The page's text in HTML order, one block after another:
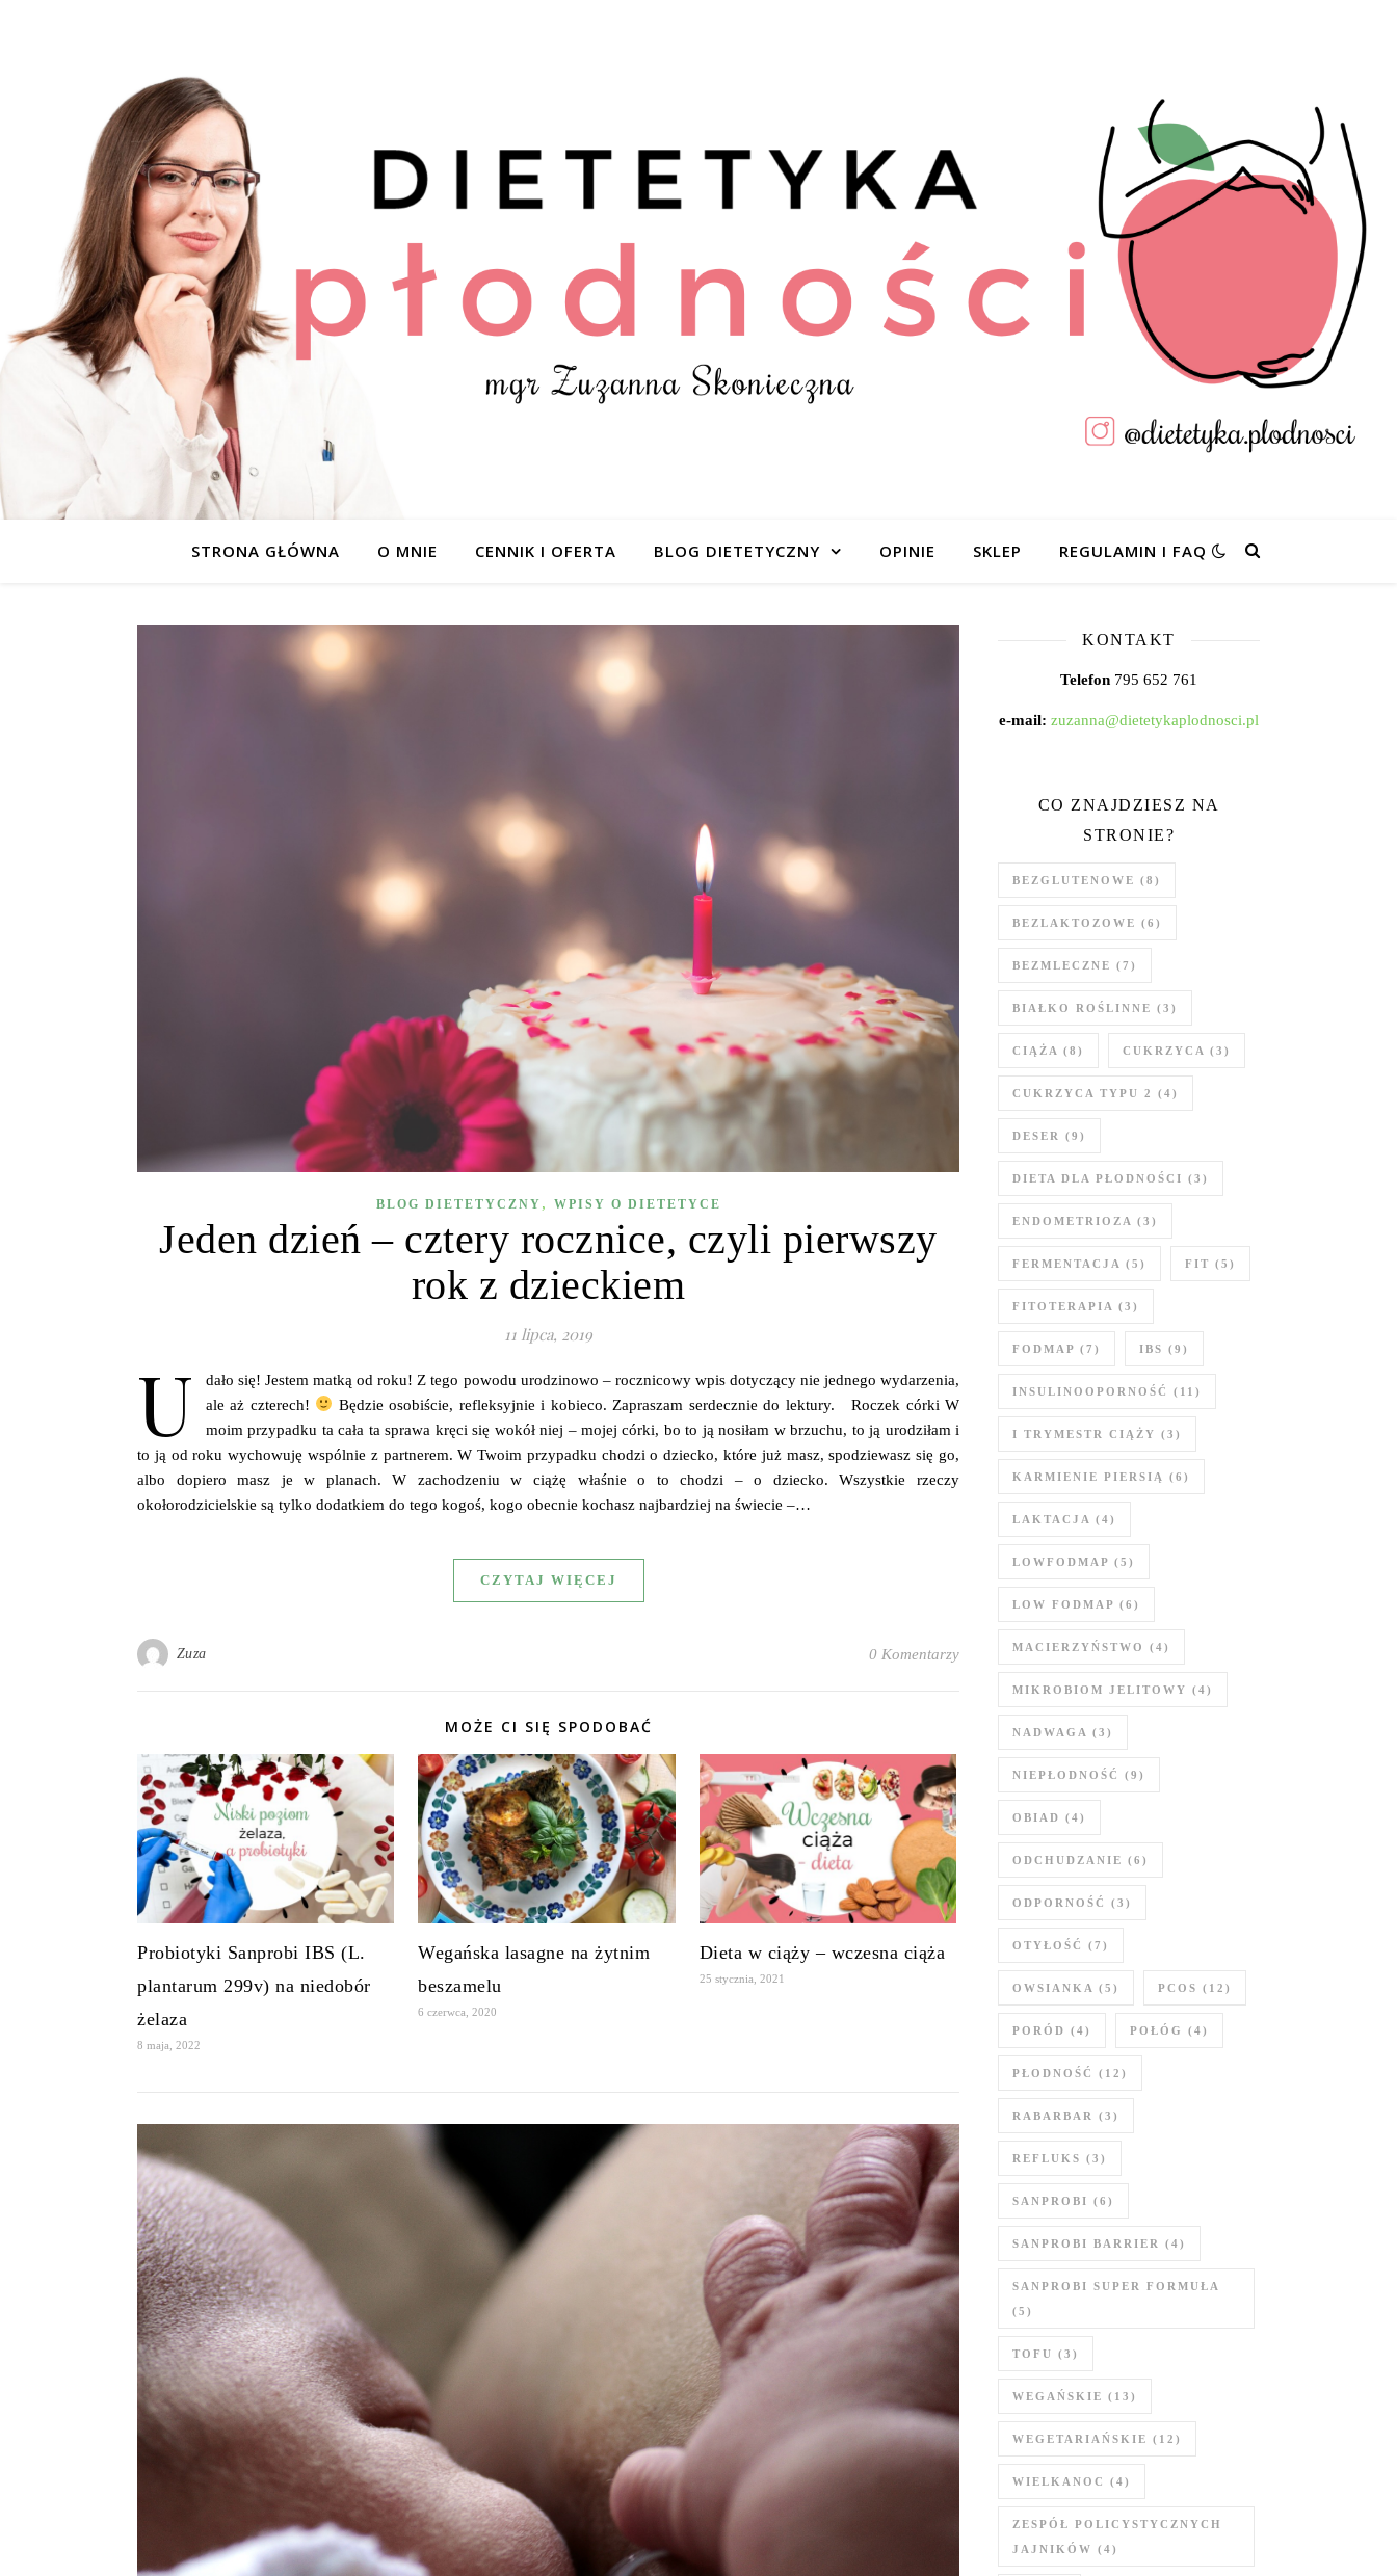
STRONA GŁÓWNA O MNIE CENNIK I OFERTA BLOG DIETETYCZNY OPINIE SKLEP REGULAMIN I FAQ
BLOG DIETETYCZNY , WPISY O DIETETYCE
Jeden dzień – cztery rocznice, czyli pierwszy
rok z dzieckiem
11 lipca, 2019
U
dało się! Jestem matką od roku! Z tego powodu urodzinowo – rocznicowy wpis dotyczący nie jednego wydarzenia,
ale aż czterech!
Będzie osobiście, refleksyjnie i kobieco. Zapraszam serdecznie do lektury. Roczek córki W
moim przypadku ta cała ta sprawa kręci się wokół niej – mojej córki, bo to ją nosiłam w brzuchu, to ją urodziłam i
to ją od roku wychowuję wspólnie z partnerem. W Twoim przypadku chodzi o dziecko, które już masz, spodziewasz się go,
albo dopiero masz je w planach. W zachodzeniu w ciążę właśnie o to chodzi – o dziecko. Wszystkie rzeczy
okołorodzicielskie są tylko dodatkiem do tego kogoś, kogo obecnie kochasz najbardziej na świecie –…
CZYTAJ WIĘCEJ
Zuza 0 Komentarzy
MOŻE CI SIĘ SPODOBAĆ
Probiotyki Sanprobi IBS (L.
plantarum 299v) na niedobór
żelaza
8 maja, 2022
Wegańska lasagne na żytnim
beszamelu
6 czerwca, 2020
Dieta w ciąży – wczesna ciąża
25 stycznia, 2021
KONTAKT
Telefon 795 652 761
e-mail: zuzanna@dietetykaplodnosci.pl
CO ZNAJDZIESZ NA
STRONIE?
BEZGLUTENOWE (8)
BEZLAKTOZOWE (6)
BEZMLECZNE (7)
BIAŁKO ROŚLINNE (3)
CIĄŻA (8) CUKRZYCA (3)
CUKRZYCA TYPU 2 (4)
DESER (9)
DIETA DLA PŁODNOŚCI (3)
ENDOMETRIOZA (3)
FERMENTACJA (5) FIT (5)
FITOTERAPIA (3)
FODMAP (7) IBS (9)
INSULINOOPORNOŚĆ (11)
I TRYMESTR CIĄŻY (3)
KARMIENIE PIERSIĄ (6)
LAKTACJA (4)
LOWFODMAP (5)
LOW FODMAP (6)
MACIERZYŃSTWO (4)
MIKROBIOM JELITOWY (4)
NADWAGA (3)
NIEPŁODNOŚĆ (9)
OBIAD (4)
ODCHUDZANIE (6)
ODPORNOŚĆ (3)
OTYŁOŚĆ (7)
OWSIANKA (5) PCOS (12)
PORÓD (4) POŁÓG (4)
PŁODNOŚĆ (12)
RABARBAR (3)
REFLUKS (3)
SANPROBI (6)
SANPROBI BARRIER (4)
SANPROBI SUPER FORMUŁA
(5)
TOFU (3)
WEGAŃSKIE (13)
WEGETARIAŃSKIE (12)
WIELKANOC (4)
ZESPÓŁ POLICYSTYCZNYCH
JAJNIKÓW (4)